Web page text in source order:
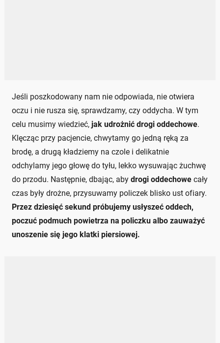
Jeśli poszkodowany nam nie odpowiada, nie otwiera
oczu i nie rusza się, sprawdzamy, czy oddycha. W tym
celu musimy wiedzieć, jak udrożnić drogi oddechowe.
Klęcząc przy pacjencie, chwytamy go jedną ręką za
brodę, a drugą kładziemy na czole i delikatnie
odchylamy jego głowę do tyłu, lekko wysuwając żuchwę
do przodu. Następnie, dbając, aby drogi oddechowe cały
czas były drożne, przysuwamy policzek blisko ust ofiary.
Przez dziesięć sekund próbujemy usłyszeć oddech,
poczuć podmuch powietrza na policzku albo zauważyć
unoszenie się jego klatki piersiowej.